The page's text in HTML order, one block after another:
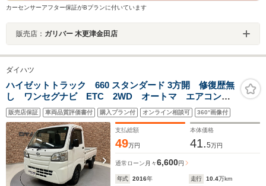
カーセンサーアフター保証がBプランに付いています
販売店： ガリバー 木更津金田店
ダイハツ
ハイゼットトラック 660 スタンダード 3方開 修復歴無
し ワンセグナビ ETC 2WD オートマ エアコン
パワステ
販売店保証 車両品質評価書付 購入プラン付 オンライン相談可 360°画像付
支払総額
49万円
本体価格
41.5万円
通常ローン 月々6,600円
年式 2016年 走行 10.4万km